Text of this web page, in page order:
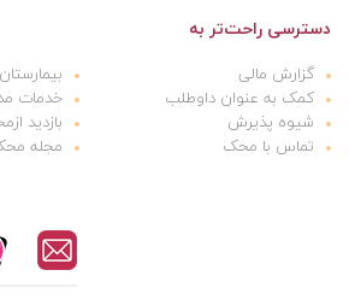
دسترسی راحت‌تر به
گزارش مالی
کمک به عنوان داوطلب
خدمات
شیوه پذیرش
بازدید
تماس با محک
مجله